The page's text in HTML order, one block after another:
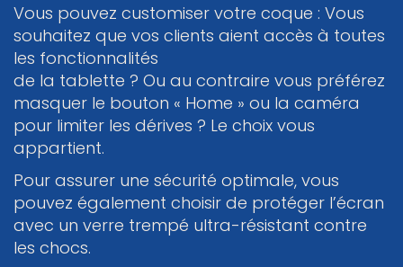
Vous pouvez customiser votre coque : Vous
souhaitez que vos clients aient accès à toutes
les fonctionnalités
de la tablette ? Ou au contraire vous préférez
masquer le bouton « Home » ou la caméra
pour limiter les dérives ? Le choix vous
appartient.
Pour assurer une sécurité optimale, vous
pouvez également choisir de protéger l’écran
avec un verre trempé ultra-résistant contre
les chocs.